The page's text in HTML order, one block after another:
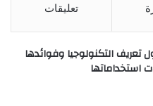
تعليقات
التكنولوجيا وفوائدها
استخداماتها